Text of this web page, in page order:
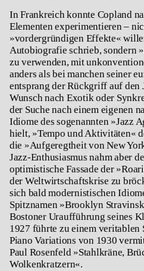
In Frankreich konnte Copland
Elementen experimentieren –
»vordergründigen Effekte«
Autobiografie schrieb, sondern
zu verwenden, mit
anders als bei manchen seiner
entsprang der Rückgriff auf den
Wunsch nach Exotik oder
der Suche nach einem eigenen
Idiome des sogenannten »Jazz
hielt, »Tempo und Aktivitäten«
die »Aufgeregtheit von New
Jazz-Enthusiasmus nahm aber
optimistische Fassade der
der Weltwirtschaftskrise zu
sich bald modernistischen
Spitznamen »Brooklyn
Bostoner Uraufführung seines
1927 führte zu einem veritablen
Piano Variations von 1930
Paul Rosenfeld »Stahlkräne,
Wolkenkratzern«.